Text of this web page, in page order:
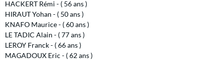
HACKERT Rémi - ( 56 ans )
HIRAUT Yohan - ( 50 ans )
KNAFO Maurice - ( 60 ans )
LE TADIC Alain - ( 77 ans )
LEROY Franck - ( 66 ans )
MAGADOUX Eric - ( 62 ans )